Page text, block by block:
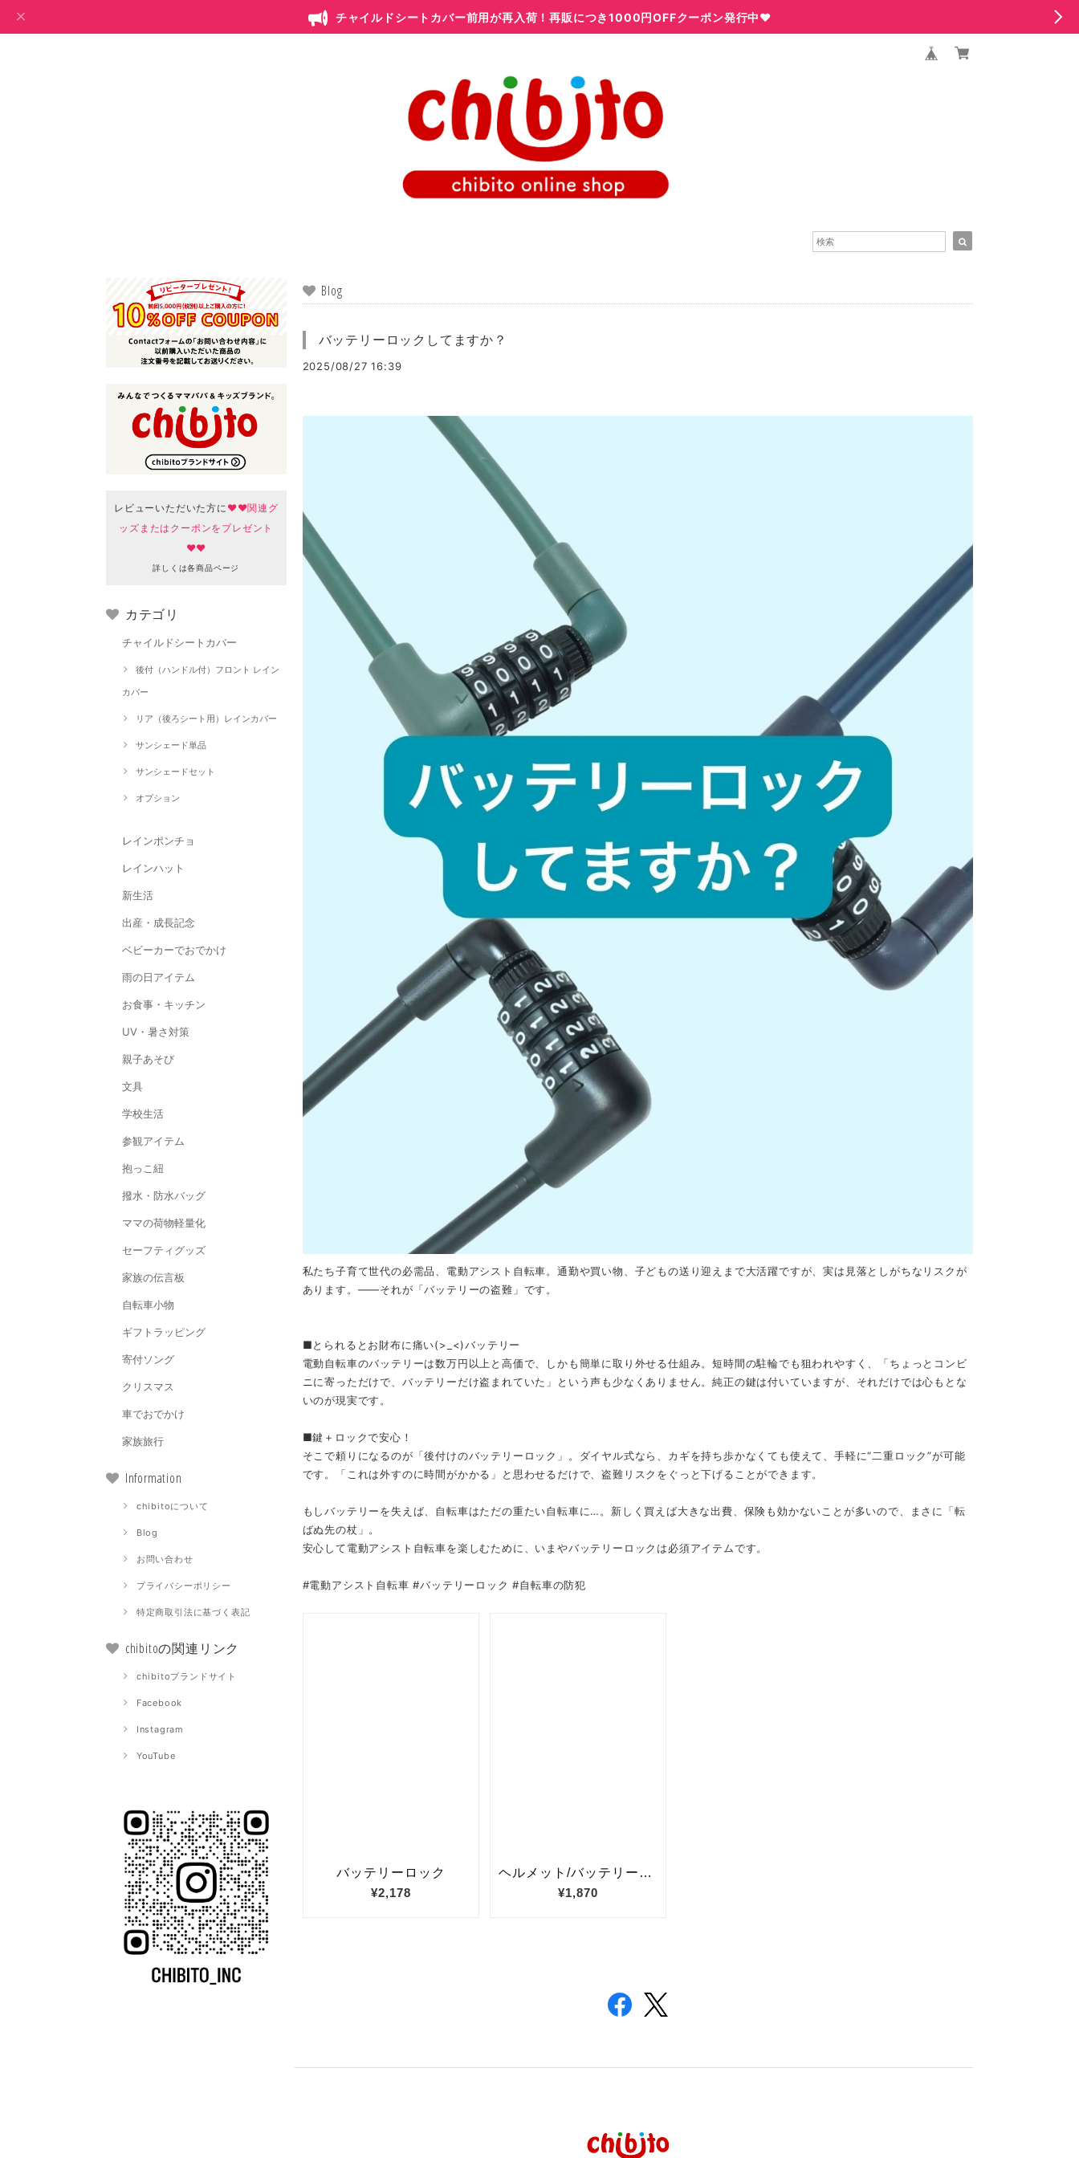
チャイルドシートカバー前用が再入荷！再販につき1000円OFFクーポン発行中♥
レビューいただいた方に ♥♥関連グ
ッズまたはクーポンをプレゼント
♥♥
詳しくは各商品ページ
カテゴリ
チャイルドシートカバー
後付（ハンドル付）フロント レイン
カバー
リア（後ろシート用）レインカバー
サンシェード単品
サンシェードセット
オプション
レインポンチョ
レインハット
新生活
出産・成長記念
ベビーカーでおでかけ
雨の日アイテム
お食事・キッチン
UV・暑さ対策
親子あそび
文具
学校生活
参観アイテム
抱っこ紐
撥水・防水バッグ
ママの荷物軽量化
セーフティグッズ
家族の伝言板
自転車小物
ギフトラッピング
寄付ソング
クリスマス
車でおでかけ
家族旅行
Information
chibitoについて
Blog
お問い合わせ
プライバシーポリシー
特定商取引法に基づく表記
chibitoの関連リンク
chibitoブランドサイト
Facebook
Instagram
YouTube
Blog
バッテリーロックしてますか？
2025/08/27 16:39
私たち子育て世代の必需品、電動アシスト自転車。通勤や買い物、子どもの送り迎えまで大活躍ですが、実は見落としがちなリスクが
あります。――それが「バッテリーの盗難」です。
■とられるとお財布に痛い(>_<)バッテリー
電動自転車のバッテリーは数万円以上と高価で、しかも簡単に取り外せる仕組み。短時間の駐輪でも狙われやすく、「ちょっとコンビ
ニに寄っただけで、バッテリーだけ盗まれていた」という声も少なくありません。純正の鍵は付いていますが、それだけでは心もとな
いのが現実です。
■鍵＋ロックで安心！
そこで頼りになるのが「後付けのバッテリーロック」。ダイヤル式なら、カギを持ち歩かなくても使えて、手軽に“二重ロック”が可能
です。「これは外すのに時間がかかる」と思わせるだけで、盗難リスクをぐっと下げることができます。
もしバッテリーを失えば、自転車はただの重たい自転車に…。新しく買えば大きな出費、保険も効かないことが多いので、まさに「転
ばぬ先の杖」。
安心して電動アシスト自転車を楽しむために、いまやバッテリーロックは必須アイテムです。
#電動アシスト自転車 #バッテリーロック #自転車の防犯